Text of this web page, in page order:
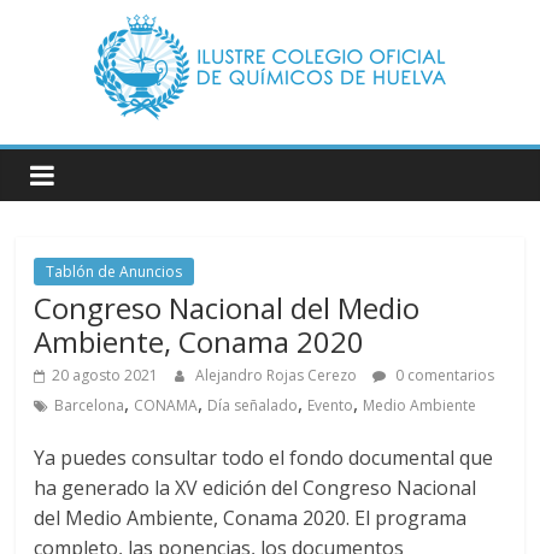
Ilustre
Colegio
Oficial
de
Químicos
–
Huelva
Página
web
del
Ilustre
Tablón de Anuncios
Congreso Nacional del Medio
Ambiente, Conama 2020
20 agosto 2021 Alejandro Rojas Cerezo
0 comentarios
Barcelona, CONAMA, Día señalado, Evento, Medio Ambiente
Ya puedes consultar todo el fondo documental que
ha generado la XV edición del Congreso Nacional
del Medio Ambiente, Conama 2020. El programa
completo, las ponencias, los documentos